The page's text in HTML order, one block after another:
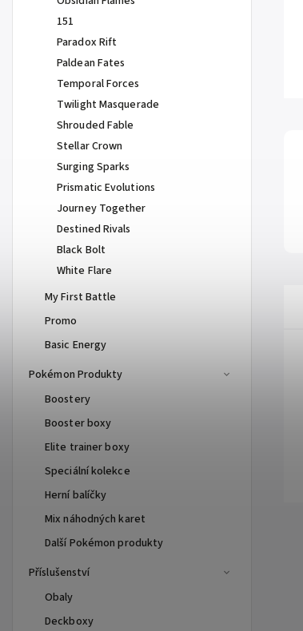
151
Paradox Rift
Paldean Fates
Temporal Forces
Twilight Masquerade
Shrouded Fable
Stellar Crown
Surging Sparks
Prismatic Evolutions
Journey Together
Destined Rivals
Black Bolt
White Flare
My First Battle
Promo
Basic Energy
Pokémon Produkty
Boostery
Booster boxy
Elite trainer boxy
Speciální kolekce
Herní balíčky
Mix náhodných karet
Další Pokémon produkty
Příslušenství
Obaly
Deckboxy